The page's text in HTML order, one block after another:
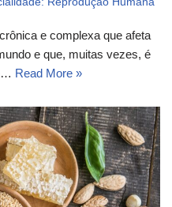
e complexa que afeta
e que, muitas vezes, é
Read More »